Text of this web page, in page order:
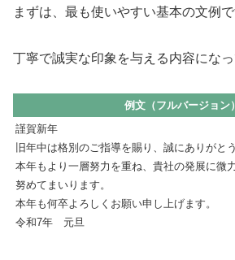
まずは、最も使いやすい基本の文例で
丁寧で誠実な印象を与える内容になっ
例文（フルバージョン）
謹賀新年
旧年中は格別のご指導を賜り、誠にありがと
本年もより一層努力を重ね、貴社の発展に微
努めてまいります。
本年も何卒よろしくお願い申し上げます。
令和7年 元旦